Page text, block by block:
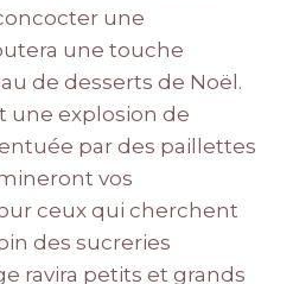
une
une touche
de desserts de Noël.
une explosion de
par des paillettes
vos
ceux qui cherchent
des sucreries
ravira petits et grands